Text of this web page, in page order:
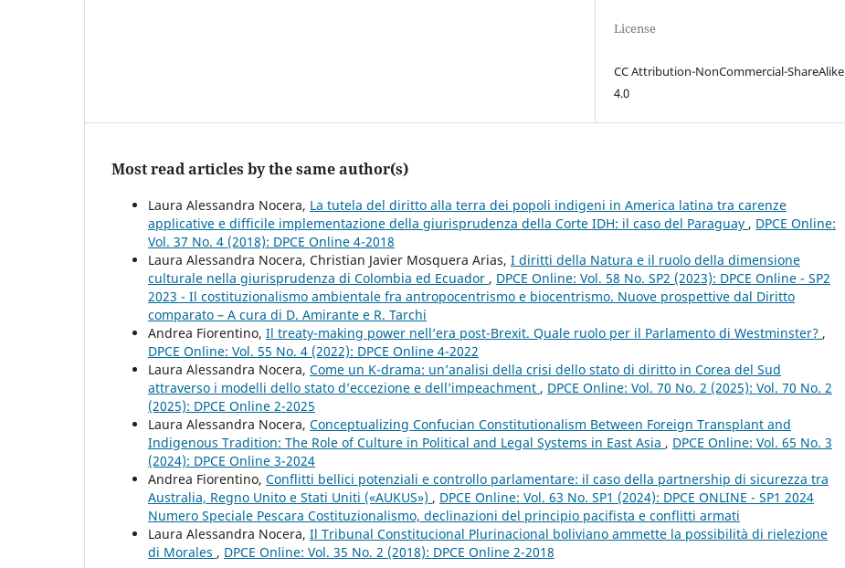
License
CC Attribution-NonCommercial-ShareAlike
4.0
Most read articles by the same author(s)
Laura Alessandra Nocera, La tutela del diritto alla terra dei popoli indigeni in America latina tra carenze
applicative e difficile implementazione della giurisprudenza della Corte IDH: il caso del Paraguay , DPCE Online:
Vol. 37 No. 4 (2018): DPCE Online 4-2018
Laura Alessandra Nocera, Christian Javier Mosquera Arias, I diritti della Natura e il ruolo della dimensione
culturale nella giurisprudenza di Colombia ed Ecuador , DPCE Online: Vol. 58 No. SP2 (2023): DPCE Online - SP2
2023 - Il costituzionalismo ambientale fra antropocentrismo e biocentrismo. Nuove prospettive dal Diritto
comparato – A cura di D. Amirante e R. Tarchi
Andrea Fiorentino, Il treaty-making power nell’era post-Brexit. Quale ruolo per il Parlamento di Westminster? ,
DPCE Online: Vol. 55 No. 4 (2022): DPCE Online 4-2022
Laura Alessandra Nocera, Come un K-drama: un’analisi della crisi dello stato di diritto in Corea del Sud
attraverso i modelli dello stato d’eccezione e dell’impeachment , DPCE Online: Vol. 70 No. 2 (2025): Vol. 70 No. 2
(2025): DPCE Online 2-2025
Laura Alessandra Nocera, Conceptualizing Confucian Constitutionalism Between Foreign Transplant and
Indigenous Tradition: The Role of Culture in Political and Legal Systems in East Asia , DPCE Online: Vol. 65 No. 3
(2024): DPCE Online 3-2024
Andrea Fiorentino, Conflitti bellici potenziali e controllo parlamentare: il caso della partnership di sicurezza tra
Australia, Regno Unito e Stati Uniti («AUKUS») , DPCE Online: Vol. 63 No. SP1 (2024): DPCE ONLINE - SP1 2024
Numero Speciale Pescara Costituzionalismo, declinazioni del principio pacifista e conflitti armati
Laura Alessandra Nocera, Il Tribunal Constitucional Plurinacional boliviano ammette la possibilità di rielezione
di Morales , DPCE Online: Vol. 35 No. 2 (2018): DPCE Online 2-2018